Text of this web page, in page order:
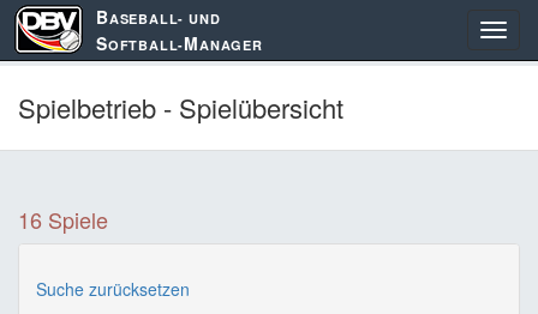
BASEBALL- UND
SOFTBALL-MANAGER
Spielbetrieb - Spielübersicht
16 Spiele
Suche zurücksetzen